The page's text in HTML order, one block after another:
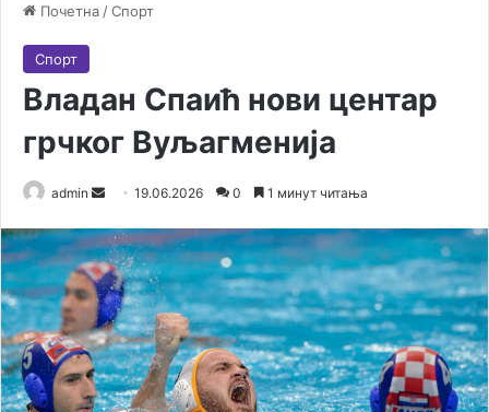
Почетна /Спорт
Спорт
Владан Спаић нови центар
грчког Вуљагменија
admin
n
d
a
n
e
m
a
19.06.2026 0 1 минут читања